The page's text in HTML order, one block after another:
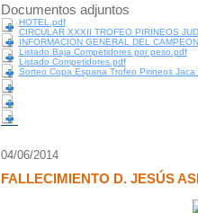
Documentos adjuntos
HOTEL.pdf
CIRCULAR XXXII TROFEO PIRINEOS
INFORMACION GENERAL DEL
Listado Baja Competidores por peso.pdf
Listado Competidores.pdf
Sorteo Copa Espana Trofeo Pirineos
04/06/2014
FALLECIMIENTO D. JESÚS